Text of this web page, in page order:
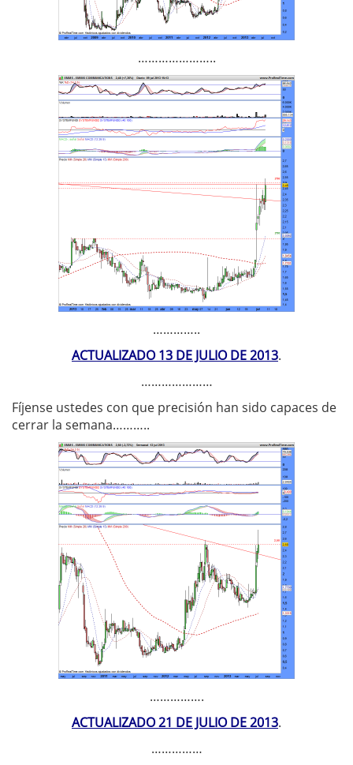
…………………..
…………..
ACTUALIZADO 13 DE JULIO DE 2013.
…………………
Fíjense ustedes con que precisión han sido capaces de
cerrar la semana………..
…………….
ACTUALIZADO 21 DE JULIO DE 2013.
……………